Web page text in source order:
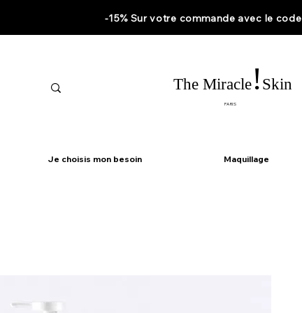
-15% Sur votre commande avec le code
The Miracle ! Skin
PARIS
Je choisis mon besoin Maquillage